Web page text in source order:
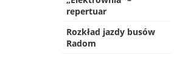
repertuar
Rozkład jazdy busów
Radom